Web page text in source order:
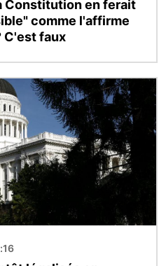
Constitution en ferait
comme l'affirme
C'est faux